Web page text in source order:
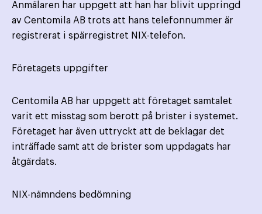
Anmälaren har uppgett att han har blivit uppringd
av Centomila AB trots att hans telefonnummer är
registrerat i spärregistret NIX-telefon.
Företagets uppgifter
Centomila AB har uppgett att företaget samtalet
varit ett misstag som berott på brister i systemet.
Företaget har även uttryckt att de beklagar det
inträffade samt att de brister som uppdagats har
åtgärdats.
NIX-nämndens bedömning